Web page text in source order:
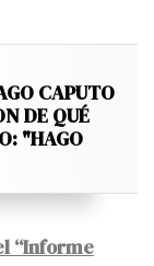
CAPUTO
DE QUÉ
"HAGO
“Informe